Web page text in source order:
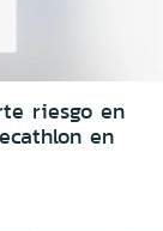
riesgo en
en